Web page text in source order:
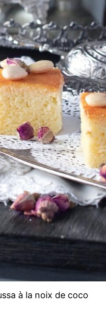
à la noix de coco